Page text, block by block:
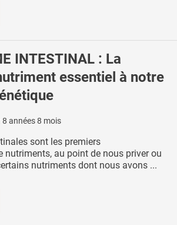
INTESTINAL : La
essentiel à notre
8 années 8 mois
sont les premiers
nutriments, au point de nous priver ou
nutriments dont nous avons ...